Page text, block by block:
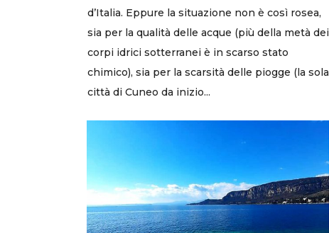
d’Italia. Eppure la situazione non è così rosea,
sia per la qualità delle acque (più della metà dei
corpi idrici sotterranei è in scarso stato
chimico), sia per la scarsità delle piogge (la sola
città di Cuneo da inizio...